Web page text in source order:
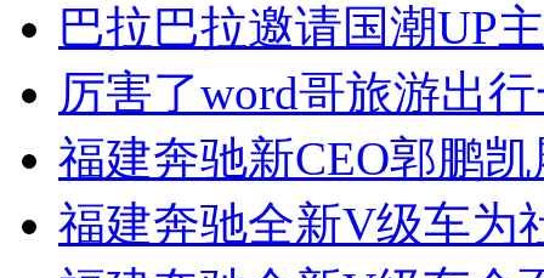
巴拉巴拉邀请国潮UP
厉害了word哥旅游出
福建奔驰新CEO郭鹏
福建奔驰全新V级车为